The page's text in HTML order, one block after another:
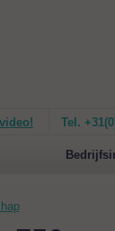
Tel.
nu op merken!